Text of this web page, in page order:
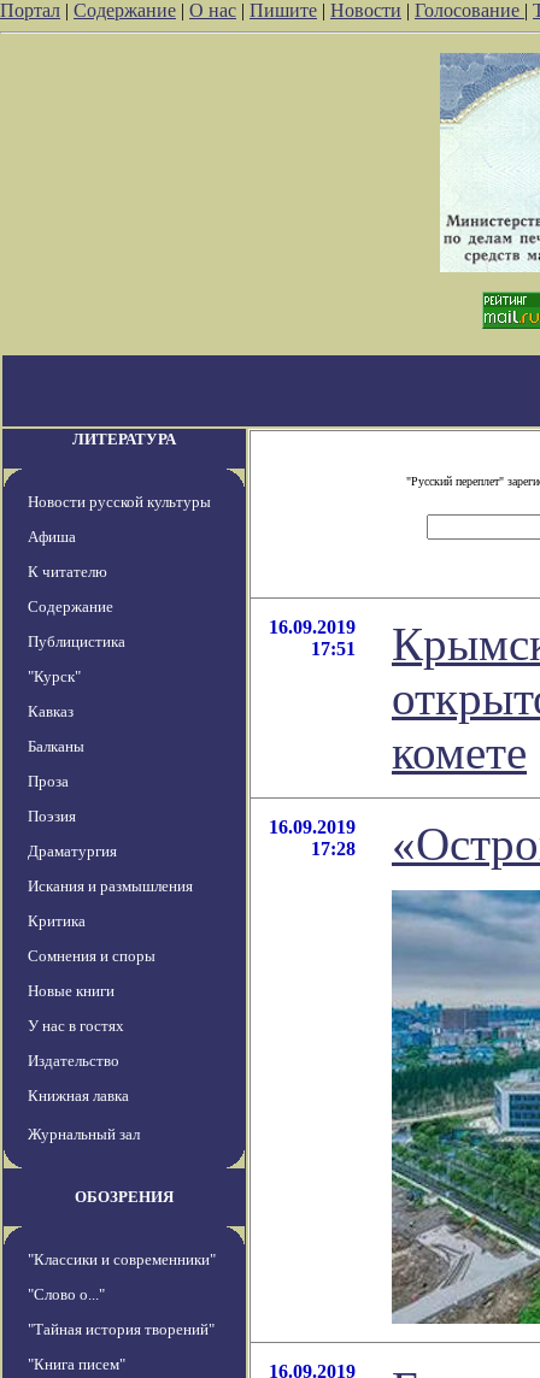
Портал | Содержание | О нас | Пишите | Новости | Голосование |
ЛИТЕРАТУРА
Новости русской культуры
Афиша
К читателю
Содержание
Публицистика
"Курск"
Кавказ
Балканы
Проза
Поэзия
Драматургия
Искания и размышления
Критика
Сомнения и споры
Новые книги
У нас в гостях
Издательство
Книжная лавка
Журнальный зал
ОБОЗРЕНИЯ
"Классики и современники"
"Слово о..."
"Тайная история творений"
"Книга писем"
"Русский переплет"
16.09.2019
17:51
комете
16.09.2019
17:28
16.09.2019